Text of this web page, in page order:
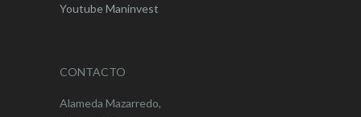
Youtube Maninvest
CONTACTO
Alameda Mazarredo,